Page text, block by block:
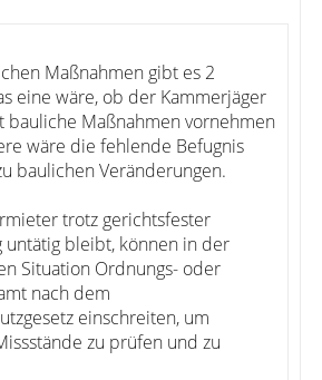
Maßnahmen gibt es 2
eine wäre, ob der Kammerjäger
bauliche Maßnahmen vornehmen
wäre die fehlende Befugnis
baulichen Veränderungen.
trotz gerichtsfester
bleibt, können in der
Situation Ordnungs- oder
nach dem
einschreiten, um
zu prüfen und zu